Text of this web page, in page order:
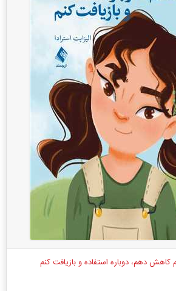
دهم، دوباره استفاده و بازیافت کنم